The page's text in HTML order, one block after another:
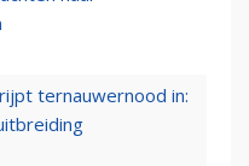
ternauwernood in: